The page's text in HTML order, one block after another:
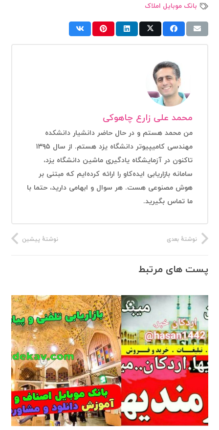
بانک موبایل املاک
محمد علی زارع چاهوکی
من محمد هستم و در حال حاضر دانشیار دانشکده
مهندسی کامیپیوتر دانشگاه یزد هستم. از سال ۱۳۹۵
تاکنون در آزمایشگاه یادگیری ماشین دانشگاه یزد،
سامانه بازاریابی ایده‌کاو را ارائه کرده‌ایم که مبتنی بر
هوش مصنوعی هست. هر سوال و ابهامی دارید، حتما با
ما تماس بگیرید.
نوشتهٔ پیشین نوشتهٔ بعدی
پست های مرتبط